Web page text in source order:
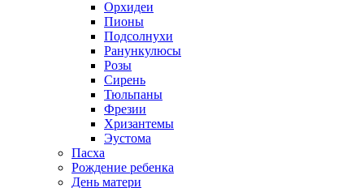
Орхидеи
Пионы
Подсолнухи
Ранункулюсы
Розы
Сирень
Тюльпаны
Фрезии
Хризантемы
Эустома
Пасха
Рождение ребенка
День матери